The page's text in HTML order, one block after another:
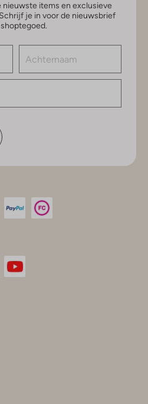
nieuwste items en exclusieve
je in voor de nieuwsbrief